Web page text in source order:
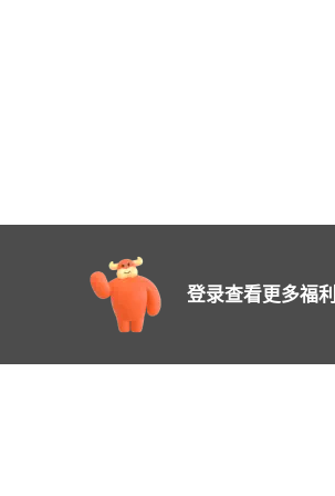
登录查看更多福